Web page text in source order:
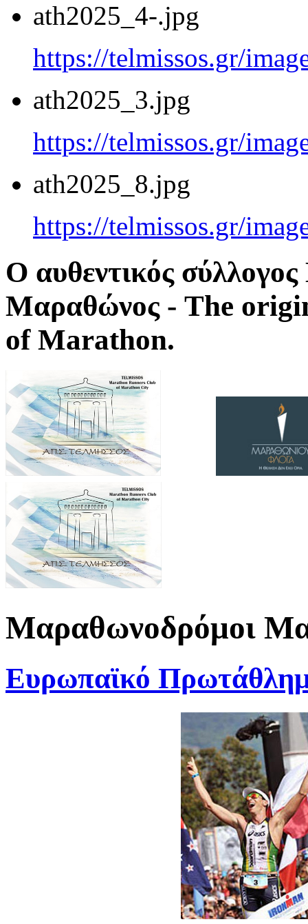
ath2025_4-.jpg
https://telmissos.gr/
ath2025_3.jpg
https://telmissos.gr/
ath2025_8.jpg
https://telmissos.gr/
Ο αυθεντικός
Μαραθώνος - The
of Marathon.
Μαραθωνοδρόμοι
Ευρωπαϊκό